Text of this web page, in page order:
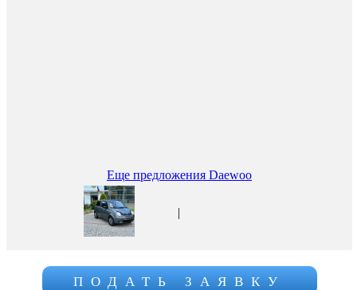
Еще предложения Daewoo
|
ПОДАТЬ ЗАЯВКУ